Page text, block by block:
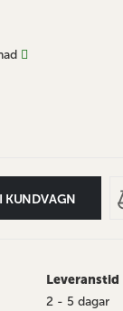
KUNDVAGN
Leveranstid
2 - 5 dagar